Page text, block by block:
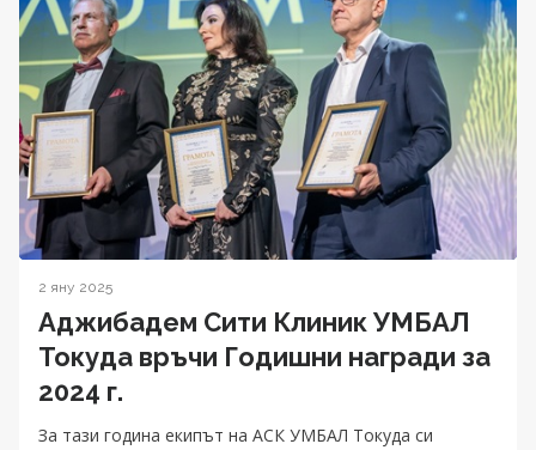
2 яну 2025
Аджибадем Сити Клиник УМБАЛ
Токуда връчи Годишни награди за
2024 г.
За тази година екипът на АСК УМБАЛ Токуда си